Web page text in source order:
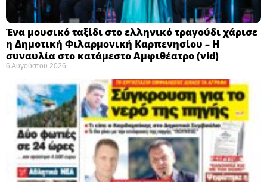
Ένα μουσικό ταξίδι στο ελληνικό τραγούδι χάρισε
η Δημοτική Φιλαρμονική Καρπενησίου – Η
συναυλία στο κατάμεστο Αμφιθέατρο (vid)
6 Αυγούστου 2026